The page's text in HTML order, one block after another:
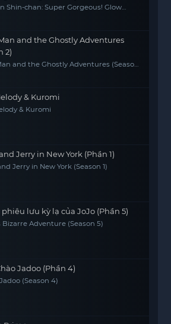
Shin-chan: Super Gorgeous! Glow
and the Ghostly Adventures
2)
and the Ghostly Adventures (Season
& Kuromi
& Kuromi
Jerry in New York (Phần 1)
Jerry in New York (Season 1)
phiêu lưu kỳ lạ của JoJo (Phần 5)
Bizarre Adventure (Season 5)
Jadoo (Phần 4)
(Season 4)